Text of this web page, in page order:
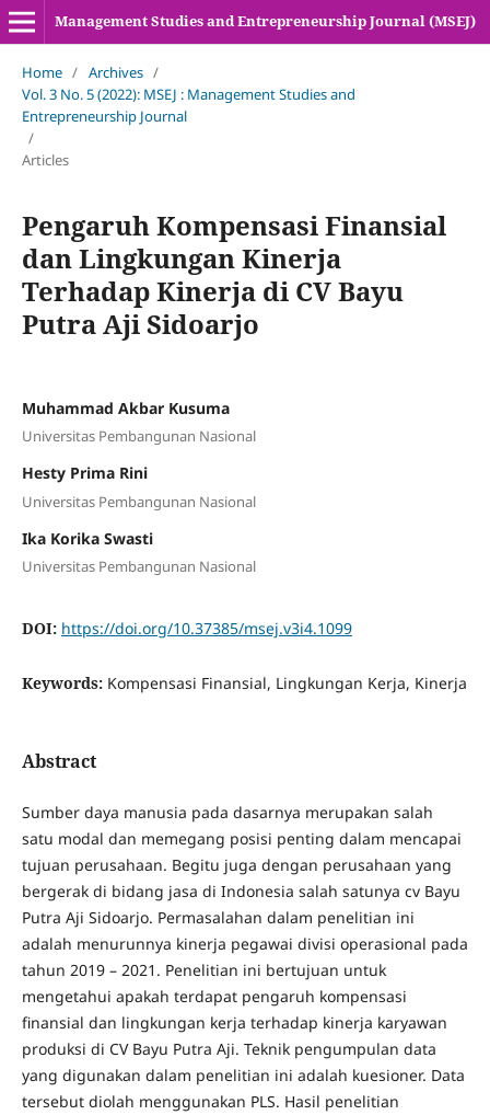
Management Studies and Entrepreneurship Journal (MSEJ)
Home / Archives /
Vol. 3 No. 5 (2022): MSEJ : Management Studies and
Entrepreneurship Journal
/
Articles
Pengaruh Kompensasi Finansial
dan Lingkungan Kinerja
Terhadap Kinerja di CV Bayu
Putra Aji Sidoarjo
Muhammad Akbar Kusuma
Universitas Pembangunan Nasional
Hesty Prima Rini
Universitas Pembangunan Nasional
Ika Korika Swasti
Universitas Pembangunan Nasional
DOI: https://doi.org/10.37385/msej.v3i4.1099
Keywords: Kompensasi Finansial, Lingkungan Kerja, Kinerja
Abstract
Sumber daya manusia pada dasarnya merupakan salah
satu modal dan memegang posisi penting dalam mencapai
tujuan perusahaan. Begitu juga dengan perusahaan yang
bergerak di bidang jasa di Indonesia salah satunya cv Bayu
Putra Aji Sidoarjo. Permasalahan dalam penelitian ini
adalah menurunnya kinerja pegawai divisi operasional pada
tahun 2019 – 2021. Penelitian ini bertujuan untuk
mengetahui apakah terdapat pengaruh kompensasi
finansial dan lingkungan kerja terhadap kinerja karyawan
produksi di CV Bayu Putra Aji. Teknik pengumpulan data
yang digunakan dalam penelitian ini adalah kuesioner. Data
tersebut diolah menggunakan PLS. Hasil penelitian